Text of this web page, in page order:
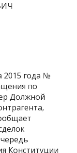
2015 года №
по
Должной
Конституции